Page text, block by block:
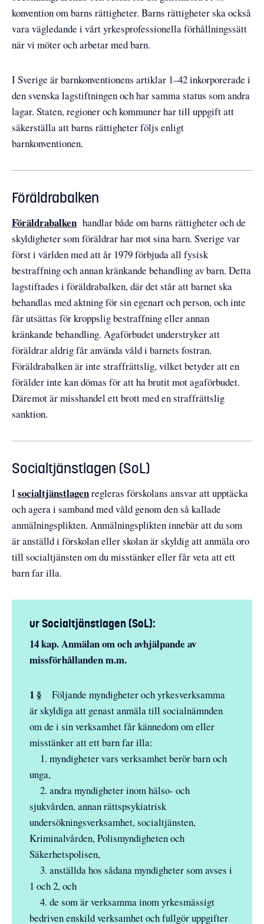
konvention om barns rättigheter. Barns rättigheter ska också
vara vägledande i vårt yrkesprofessionella förhållningssätt
när vi möter och arbetar med barn.
I Sverige är barnkonventionens artiklar 1–42 inkorporerade i
den svenska lagstiftningen och har samma status som andra
lagar. Staten, regioner och kommuner har till uppgift att
säkerställa att barns rättigheter följs enligt
barnkonventionen.
Föräldrabalken
Föräldrabalken handlar både om barns rättigheter och de
skyldigheter som föräldrar har mot sina barn. Sverige var
först i världen med att år 1979 förbjuda all fysisk
bestraffning och annan kränkande behandling av barn. Detta
lagstiftades i föräldrabalken, där det står att barnet ska
behandlas med aktning för sin egenart och person, och inte
får utsättas för kroppslig bestraffning eller annan
kränkande behandling. Agaförbudet understryker att
föräldrar aldrig får använda våld i barnets fostran.
Föräldrabalken är inte straffrättslig, vilket betyder att en
förälder inte kan dömas för att ha brutit mot agaförbudet.
Däremot är misshandel ett brott med en straffrättslig
sanktion.
Socialtjänstlagen (SoL)
Isocialtjänstlagenregleras förskolans ansvar att upptäcka
och agera i samband med våld genom den så kallade
anmälningsplikten. Anmälningsplikten innebär att du som
är anställd i förskolan eller skolan är skyldig att anmäla oro
till socialtjänsten om du misstänker eller får veta att ett
barn far illa.
ur Socialtjänstlagen (SoL):
14 kap. Anmälan om och avhjälpande av
missförhållanden m.m.
1 § Följande myndigheter och yrkesverksamma
är skyldiga att genast anmäla till socialnämnden
om de i sin verksamhet får kännedom om eller
misstänker att ett barn far illa:
1. myndigheter vars verksamhet berör barn och
unga,
2. andra myndigheter inom hälso- och
sjukvården, annan rättspsykiatrisk
undersökningsverksamhet, socialtjänsten,
Kriminalvården, Polismyndigheten och
Säkerhetspolisen,
3. anställda hos sådana myndigheter som avses i
1 och 2, och
4. de som är verksamma inom yrkesmässigt
bedriven enskild verksamhet och fullgör uppgifter